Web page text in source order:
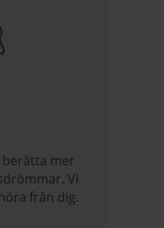
berätta mer
Vi
från dig.